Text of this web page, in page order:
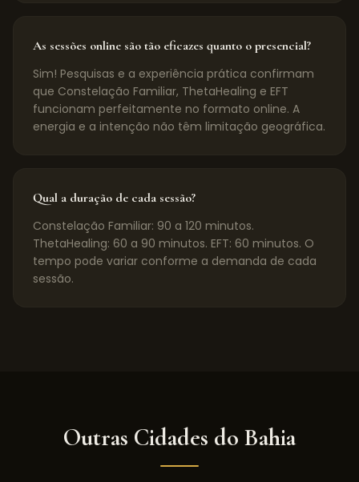
As sessões online são tão eficazes quanto o presencial?
Sim! Pesquisas e a experiência prática confirmam
que Constelação Familiar, ThetaHealing e EFT
funcionam perfeitamente no formato online. A
energia e a intenção não têm limitação geográfica.
Qual a duração de cada sessão?
Constelação Familiar: 90 a 120 minutos.
ThetaHealing: 60 a 90 minutos. EFT: 60 minutos. O
tempo pode variar conforme a demanda de cada
sessão.
Outras Cidades do Bahia